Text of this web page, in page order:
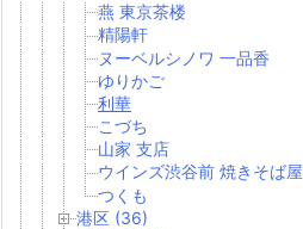
燕 東京茶楼
精陽軒
ヌーベルシノワ 一品香
ゆりかご
利華
こづち
山家 支店
ウインズ渋谷前 焼きそば屋
つくも
港区 (36)